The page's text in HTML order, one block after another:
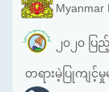
Myanmar
၂၀၂၀ ပ
တရားမဲ့ပြုကျင့်မှု